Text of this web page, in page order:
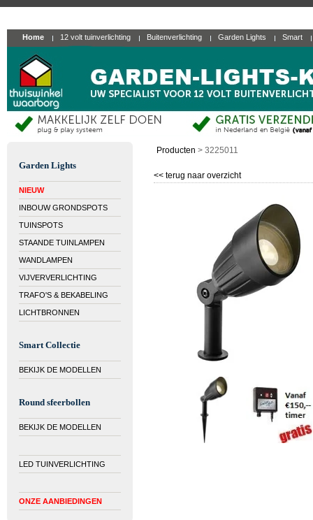
Home 12 volt tuinverlichting Buitenverlichting Garden Lights Smart
Garden Lights
NIEUW
INBOUW GRONDSPOTS
TUINSPOTS
STAANDE TUINLAMPEN
WANDLAMPEN
VIJVERVERLICHTING
TRAFO'S & BEKABELING
LICHTBRONNEN
Smart Collectie
BEKIJK DE MODELLEN
Round sfeerbollen
BEKIJK DE MODELLEN
LED TUINVERLICHTING
ONZE AANBIEDINGEN
Producten > 3225011
<< terug naar overzicht